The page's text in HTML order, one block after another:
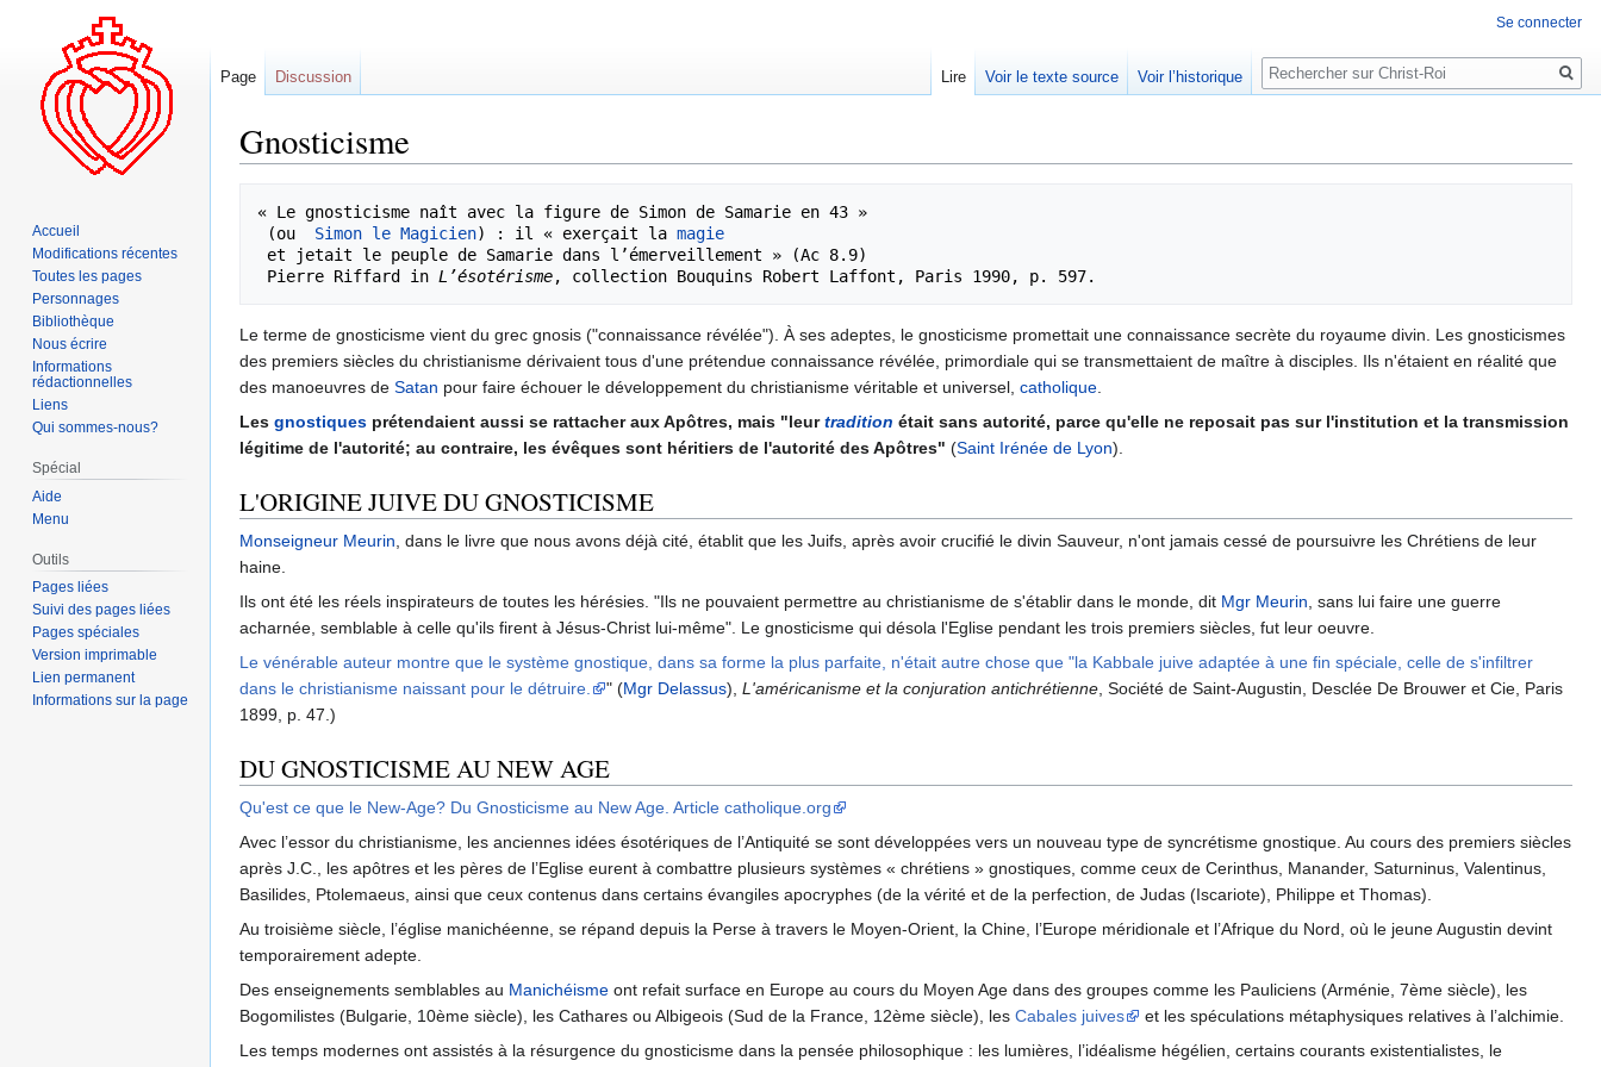
Gnosticisme
navigation
recherche
« Le gnosticisme naît avec la figure de Simon de Samarie en 43 »
(ou Simon le Magicien) : il « exerçait la magie
Pierre Riffard in L’ésotérisme
Le terme de gnosticisme vient du grec gnosis ("connaissance révélée"). À ses adeptes, le gnosticisme promettait une connaissance secrète du royaume divin. Les gnosticismes
des premiers siècles du christianisme dérivaient tous d'une prétendue connaissance révélée, primordiale qui se transmettaient de maître à disciples. Ils n'étaient en réalité que
des manoeuvres de Satan pour faire échouer le développement du christianisme véritable et universel, catholique.
Les gnostiques prétendaient aussi se rattacher aux Apôtres, mais "leurtradition était sans autorité, parce qu'elle ne reposait pas sur l'institution et la transmission
légitime de l'autorité; au contraire, les évêques sont héritiers de l'autorité des Apôtres" (Saint Irénée de Lyon).
L'ORIGINE JUIVE DU GNOSTICISME
Monseigneur Meurin, dans le livre que nous avons déjà cité, établit que les Juifs, après avoir crucifié le divin Sauveur, n'ont jamais cessé de poursuivre les Chrétiens de leur
haine.
Ils ont été les réels inspirateurs de toutes les hérésies. "Ils ne pouvaient permettre au christianisme de s'établir dans le monde, dit Mgr Meurin, sans lui faire une guerre
acharnée, semblable à celle qu'ils firent à Jésus-Christ lui-même". Le gnosticisme qui désola l'Eglise pendant les trois premiers siècles, fut leur oeuvre.
Le vénérable auteur montre que le système gnostique, dans sa forme la plus parfaite, n'était autre chose que "la Kabbale juive adaptée à une fin spéciale, celle de s'infiltrer
dans le christianisme naissant pour le détruire.
" (Mgr Delassus), L'américanisme et la conjuration antichrétienne, Société de Saint-Augustin, Desclée De Brouwer et Cie, Paris
1899, p. 47.)
DU GNOSTICISME AU NEW AGE
Qu'est ce que le New-Age? Du Gnosticisme au New Age. Article catholique.org
Avec l’essor du christianisme, les anciennes idées ésotériques de l’Antiquité se sont développées vers un nouveau type de syncrétisme gnostique. Au cours des premiers siècles
après J.C., les apôtres et les pères de l’Eglise eurent à combattre plusieurs systèmes « chrétiens » gnostiques, comme ceux de Cerinthus, Manander, Saturninus, Valentinus,
Basilides, Ptolemaeus, ainsi que ceux contenus dans certains évangiles apocryphes (de la vérité et de la perfection, de Judas (Iscariote), Philippe et Thomas).
Au troisième siècle, l’église manichéenne, se répand depuis la Perse à travers le Moyen-Orient, la Chine, l’Europe méridionale et l’Afrique du Nord, où le jeune Augustin devint
temporairement adepte.
Des enseignements semblables au Manichéisme ont refait surface en Europe au cours du Moyen Age dans des groupes comme les Pauliciens (Arménie, 7ème siècle), les
Bogomilistes (Bulgarie, 10ème siècle), les Cathares ou Albigeois (Sud de la France, 12ème siècle), les Cabales juives
et les spéculations métaphysiques relatives à l’alchimie.
Les temps modernes ont assistés à la résurgence du gnosticisme dans la pensée philosophique : les lumières, l’idéalisme hégélien, certains courants existentialistes, le
Se connecter
Page Discussion Lire Voir le texte source Voir l’historique
Rechercher
Accueil
Modifications récentes
Toutes les pages
Personnages
Bibliothèque
Nous écrire
Informations
rédactionnelles
Liens
Qui sommes-nous?
Spécial
Aide
Menu
Outils
Pages liées
Suivi des pages liées
Pages spéciales
Version imprimable
Lien permanent
Informations sur la page